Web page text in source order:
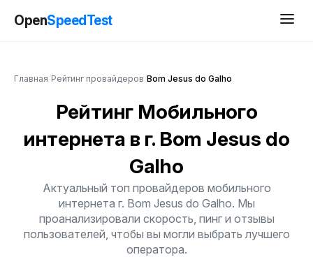
OpenSpeedTest
Главная Рейтинг провайдеров Bom Jesus do Galho
Рейтинг Мобильного
интернета в г. Bom Jesus do
Galho
Актуальный топ провайдеров мобильного
интернета г. Bom Jesus do Galho. Мы
проанализировали скорость, пинг и отзывы
пользователей, чтобы вы могли выбрать лучшего
оператора.